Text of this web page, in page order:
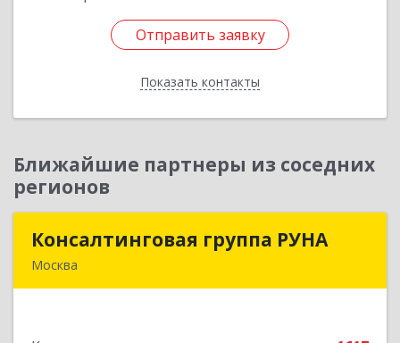
Отправить заявку
Показать контакты
Отправить заявку
Назад
Ближайшие партнеры из соседних
регионов
Консалтинговая группа РУНА
Москва
Консалтинговая группа РУНА